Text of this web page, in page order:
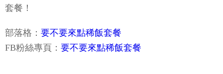
套餐！
部落格： 要不要來點稀飯套餐
FB粉絲專頁： 要不要來點稀飯套餐